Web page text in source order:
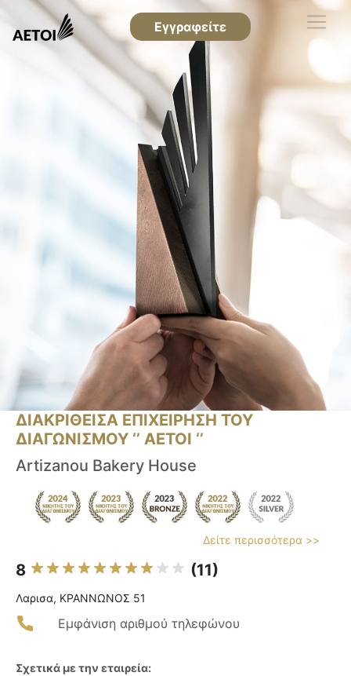
Εγγραφείτε
ΔΙΑΚΡΙΘΕΙΣΑ ΕΠΙΧΕΙΡΗΣΗ ΤΟΥ
ΔΙΑΓΩΝΙΣΜΟΥ ‘’ ΑΕΤΟΙ ‘’
Artizanou Bakery House
Δείτε περισσότερα >>
8 (11)
Λαρισα, ΚΡΑΝΝΩΝΟΣ 51
Εμφάνιση αριθμού τηλεφώνου
Σχετικά με την εταιρεία: